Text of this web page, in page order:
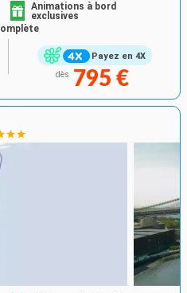
Payez en 4X
Animations à bord
exclusives
dès 795 €